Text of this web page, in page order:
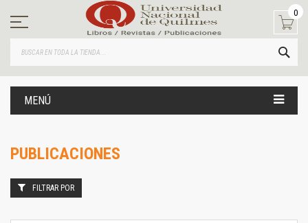
contenido
0
MENÚ
PUBLICACIONES
FILTRAR POR